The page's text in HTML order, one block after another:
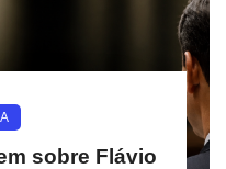
sobre Flávio